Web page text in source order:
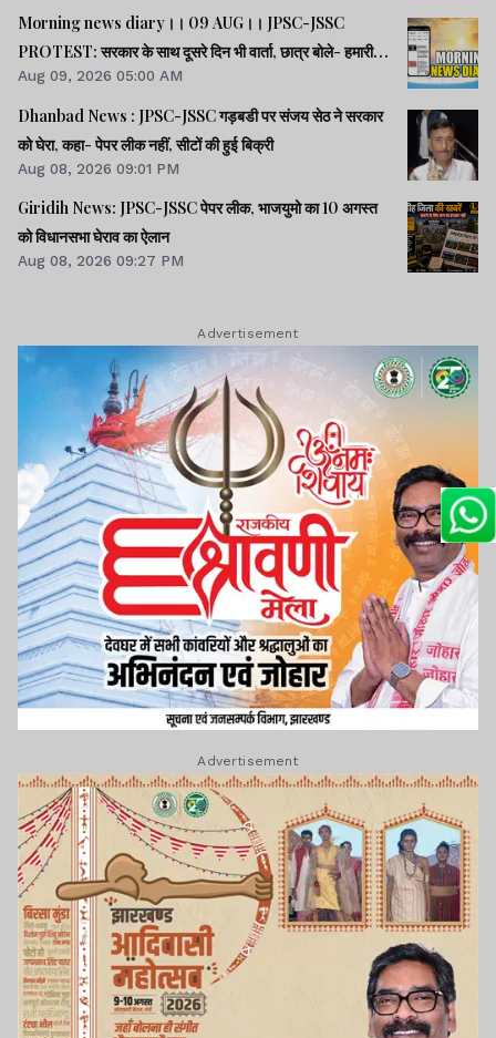
Morning news diary।। 09 AUG।। JPSC-JSSC
PROTEST: सरकार के साथ दूसरे दिन भी वार्ता, छात्र बोले- हमारी
बातें सुनी गईं।। छात्रों के समर्थन में उतरी भाजपा, 10 को विधानसभा
घेराव।। भारत सहित 5 देशों पर 100% टैरिफ लगानेवाला बिल US
सीनेट से पास।। समेत कई खबरें व वीडियो.
Aug 09, 2026 05:00 AM
Dhanbad News : JPSC-JSSC गड़बडी पर संजय सेठ ने सरकार
को घेरा, कहा- पेपर लीक नहीं, सीटों की हुई बिक्री
Aug 08, 2026 09:01 PM
Giridih News: JPSC-JSSC पेपर लीक, भाजयुमो का 10 अगस्त
को विधानसभा घेराव का ऐलान
Aug 08, 2026 09:27 PM
Advertisement
Advertisement